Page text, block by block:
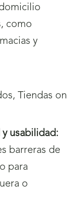
como
y
Tiendas on
usabilidad:
barreras de
para
o